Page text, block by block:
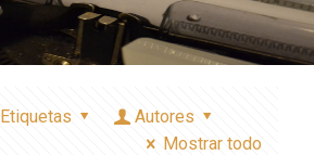
Etiquetas
Autores
Mostrar todo